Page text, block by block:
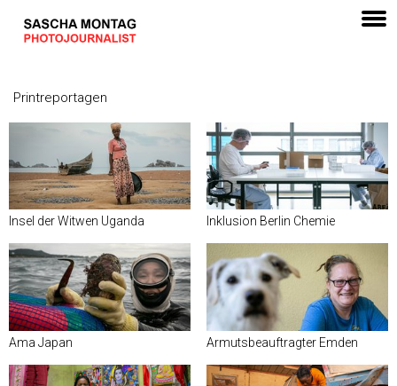
Printreportagen
Insel der Witwen Uganda Inklusion Berlin Chemie
Ama Japan Armutsbeauftragter Emden